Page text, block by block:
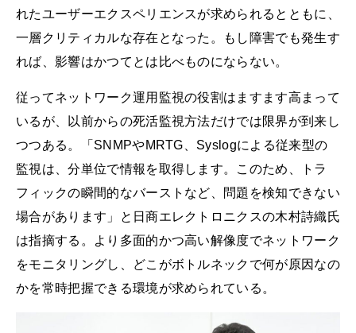
れたユーザーエクスペリエンスが求められるとともに、
一層クリティカルな存在となった。もし障害でも発生す
れば、影響はかつてとは比べものにならない。
従ってネットワーク運用監視の役割はますます高まって
いるが、以前からの死活監視方法だけでは限界が到来し
つつある。「SNMPやMRTG、Syslogによる従来型の
監視は、分単位で情報を取得します。このため、トラ
フィックの瞬間的なバーストなど、問題を検知できない
場合があります」と日商エレクトロニクスの木村詩織氏
は指摘する。より多面的かつ高い解像度でネットワーク
をモニタリングし、どこがボトルネックで何が原因なの
かを常時把握できる環境が求められている。